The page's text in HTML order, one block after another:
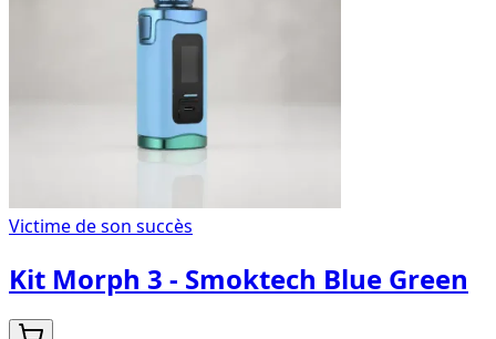
Victime de son succès
Kit Morph 3 - Smoktech Blue Green